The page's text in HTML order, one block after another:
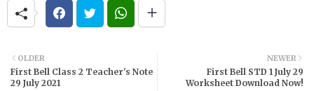
NEWER
First Bell STD 1 July 29
Worksheet Download Now!
OLDER
First Bell Class 2 Teacher's Note
29 July 2021